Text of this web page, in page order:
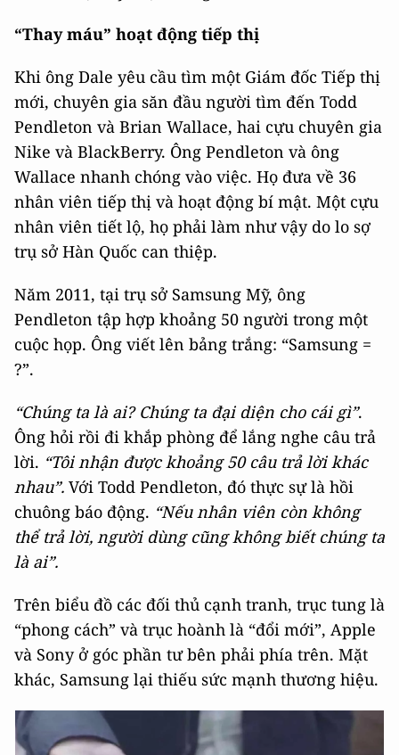
“Thay máu” hoạt động tiếp thị
Khi ông Dale yêu cầu tìm một Giám đốc Tiếp thị
mới, chuyên gia săn đầu người tìm đến Todd
Pendleton và Brian Wallace, hai cựu chuyên gia
Nike và BlackBerry. Ông Pendleton và ông
Wallace nhanh chóng vào việc. Họ đưa về 36
nhân viên tiếp thị và hoạt động bí mật. Một cựu
nhân viên tiết lộ, họ phải làm như vậy do lo sợ
trụ sở Hàn Quốc can thiệp.
Năm 2011, tại trụ sở Samsung Mỹ, ông
Pendleton tập hợp khoảng 50 người trong một
cuộc họp. Ông viết lên bảng trắng: “Samsung =
?”.
“Chúng ta là ai? Chúng ta đại diện cho cái gì”.
Ông hỏi rồi đi khắp phòng để lắng nghe câu trả
lời. “Tôi nhận được khoảng 50 câu trả lời khác
nhau”. Với Todd Pendleton, đó thực sự là hồi
chuông báo động. “Nếu nhân viên còn không
thể trả lời, người dùng cũng không biết chúng ta
là ai”.
Trên biểu đồ các đối thủ cạnh tranh, trục tung là
“phong cách” và trục hoành là “đổi mới”, Apple
và Sony ở góc phần tư bên phải phía trên. Mặt
khác, Samsung lại thiếu sức mạnh thương hiệu.